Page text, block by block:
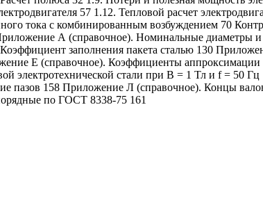
57 1.12. Тепловой расчет
тока с комбинированным возбуждением 70
А (справочное). Номинальные
заполнения пакета сталью 130
Е (справочное). Коэффициенты
электротехнической стали при В = 1 Тл и f = 50
пазов 158 Приложение Л (справочное). Концы
по ГОСТ 8338-75 161